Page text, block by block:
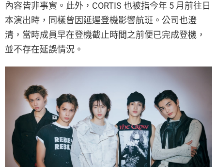
內容皆非事實。此外，CORTIS 也被指今年 5 月前往日
本演出時，同樣曾因延遲登機影響航班。公司也澄
清，當時成員早在登機截止時間之前便已完成登機，
並不存在延誤情況。